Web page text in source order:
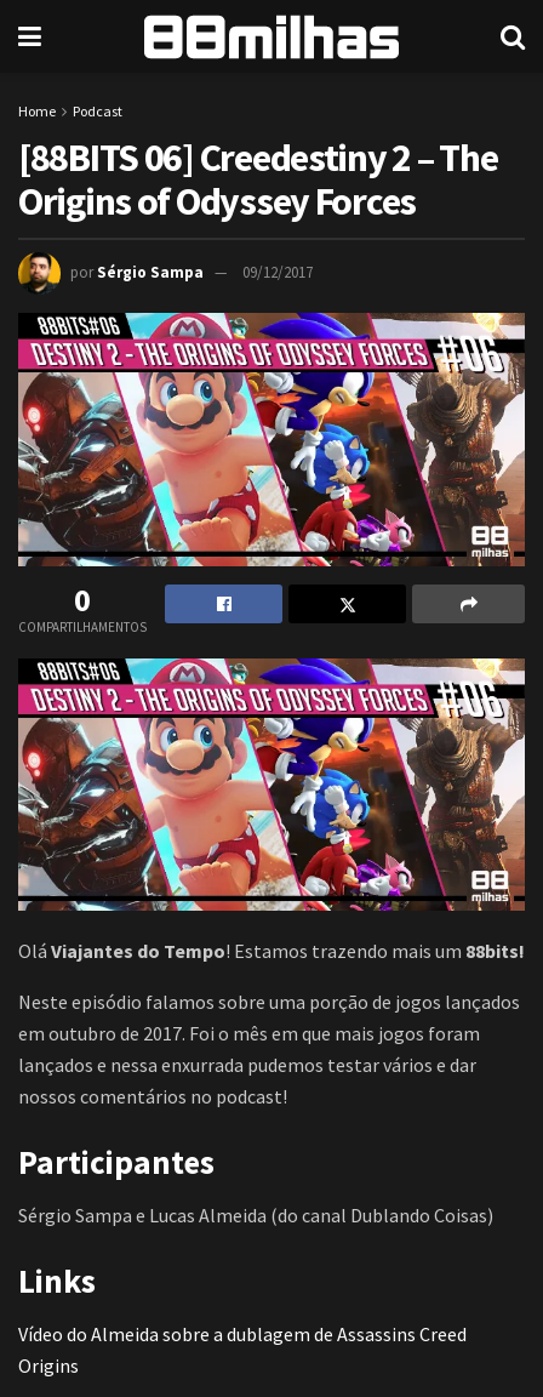
Home Podcast
[88BITS 06] Creedestiny 2 – The
Origins of Odyssey Forces
porSérgio Sampa 09/12/2017
0
COMPARTILHAMENTOS
Olá Viajantes do Tempo! Estamos trazendo mais um 88bits!
Neste episódio falamos sobre uma porção de jogos lançados
em outubro de 2017. Foi o mês em que mais jogos foram
lançados e nessa enxurrada pudemos testar vários e dar
nossos comentários no podcast!
Participantes
Sérgio Sampa e Lucas Almeida (do canal Dublando Coisas)
Links
Vídeo do Almeida sobre a dublagem de Assassins Creed
Origins